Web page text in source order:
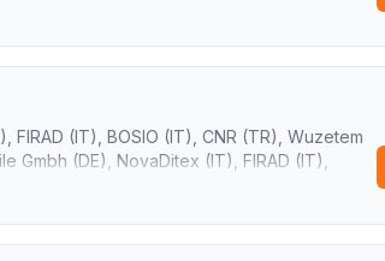
(IT), BOSIO (IT), CNR (TR), Wuzetem
Gmbh (DE), NovaDitex (IT), FIRAD (IT),
(TR), KS (China)